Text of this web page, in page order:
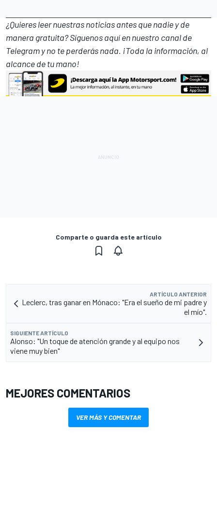
¿Quieres leer nuestras noticias antes que nadie y de
manera gratuita? Síguenosaquí en nuestro canal de
Telegramy no te perderás nada. ¡Toda la información, al
alcance de tu mano!
Comparte o guarda este artículo
ARTÍCULO ANTERIOR
Leclerc, tras ganar en Mónaco: "Era el sueño de mi padre y
el mío".
SIGUIENTE ARTÍCULO
Alonso: "Un toque de atención grande y al equipo nos
viene muy bien"
MEJORES COMENTARIOS
VER MÁS Y COMENTAR